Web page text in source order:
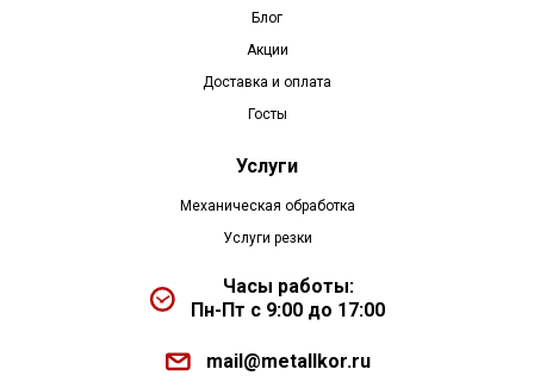
Блог
Акции
Доставка и оплата
Госты
Услуги
Механическая обработка
Услуги резки
Часы работы:
Пн-Пт с 9:00 до 17:00
mail@metallkor.ru